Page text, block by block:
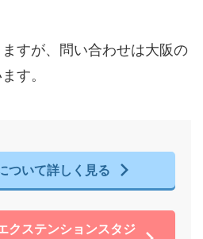
すが、問い合わせは大阪の
す。
ついて詳しく見る
クステンションスタジ